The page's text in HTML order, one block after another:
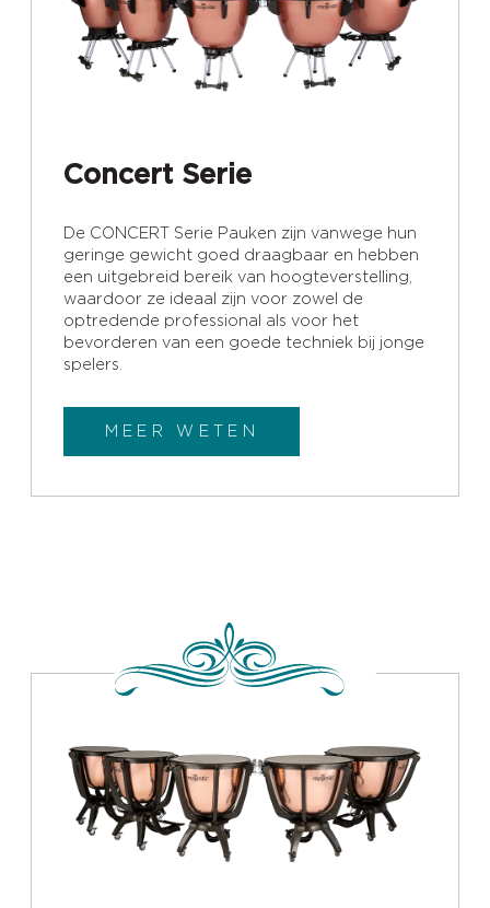
Concert Serie
De CONCERT Serie Pauken zijn vanwege hun
geringe gewicht goed draagbaar en hebben
een uitgebreid bereik van hoogteverstelling,
waardoor ze ideaal zijn voor zowel de
optredende professional als voor het
bevorderen van een goede techniek bij jonge
spelers.
MEER WETEN